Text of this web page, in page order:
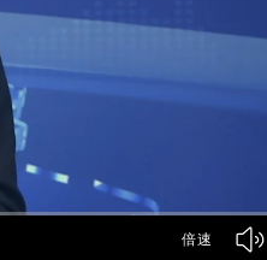
倍速